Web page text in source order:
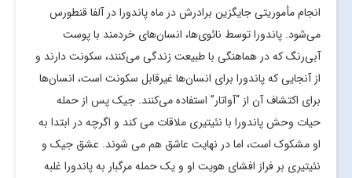
انجام مأموریتی جایگزین برادرش در ماه پاندورا در آلفا قنطورس
می‌شود. پاندورا توسط نائوی‌ها، انسان‌های خردمند با پوست
آبی‌رنگ که در هماهنگی با طبیعت زندگی می‌کنند، سکونت دارند و
از آنجایی که پاندورا برای انسان‌ها غیرقابل سکونت است، انسان‌ها
برای اکتشاف آن از “آواتار” استفاده می‌کنند. جیک پس از حمله
حیات وحش پاندورا با نئیتیری ملاقات می کند و اگرچه در ابتدا به
او مشکوک است، اما در نهایت عاشق هم می شوند. عشق جیک و
نئیتیری بر فراز افشای هویت او و یک حمله مرگبار به پاندورا غلبه